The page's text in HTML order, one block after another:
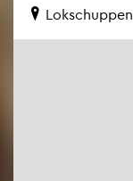
Lok­schup­pen